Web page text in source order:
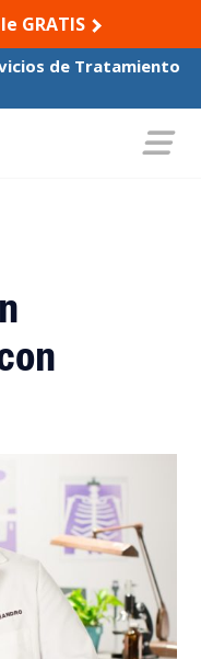
GRATIS
de Tratamiento